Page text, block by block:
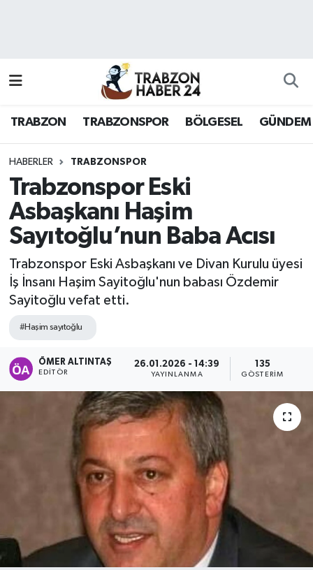
TRABZON TRABZONSPOR BÖLGESEL GÜNDEM
HABERLER TRABZONSPOR
Trabzonspor Eski
Asbaşkanı Haşim
Sayıtoğlu’nun Baba Acısı
Trabzonspor Eski Asbaşkanı ve Divan Kurulu üyesi
İş İnsanı Haşim Sayitoğlu'nun babası Özdemir
Sayitoğlu vefat etti.
#Haşim sayıtoğlu
ÖMER ALTINTAŞ
EDITÖR
26.01.2026 - 14:39
YAYINLANMA
135
GÖSTERIM
Hava Durumu
Namaz Vakitleri
Trafik Durumu
Süper Lig Puan Durumu ve Fikstür
Tüm Manşetler
Son Dakika Haberleri
Haber Arşivi